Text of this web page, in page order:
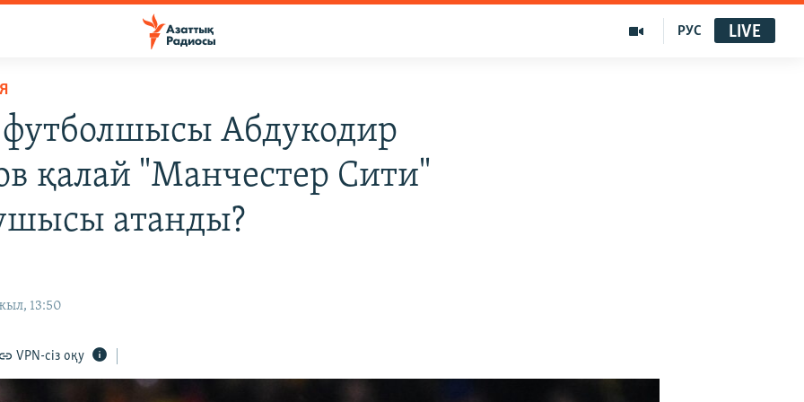
РУС LIVE
футболшысы Абдукодир
қалай "Манчестер Сити"
атанды?
13:50
VPN-сіз оқу